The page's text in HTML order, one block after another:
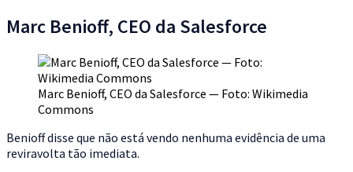
Marc Benioff, CEO da Salesforce
Marc Benioff, CEO da Salesforce — Foto: Wikimedia
Commons
Benioff disse que não está vendo nenhuma evidência de uma
reviravolta tão imediata.